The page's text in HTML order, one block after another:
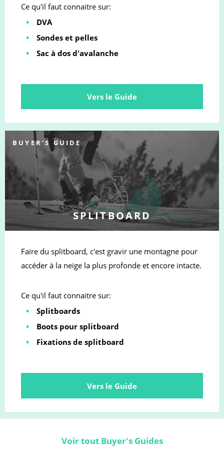
Ce qu'il faut connaitre sur:
DVA
Sondes et pelles
Sac à dos d'avalanche
Vers le Guide
BUYER'S GUIDE
SPLITBOARD
Faire du splitboard, c'est gravir une montagne pour
accéder à la neige la plus profonde et encore intacte.
Ce qu'il faut connaitre sur:
Splitboards
Boots pour splitboard
Fixations de splitboard
Vers le Guide
Voir tout Buyer's Guides